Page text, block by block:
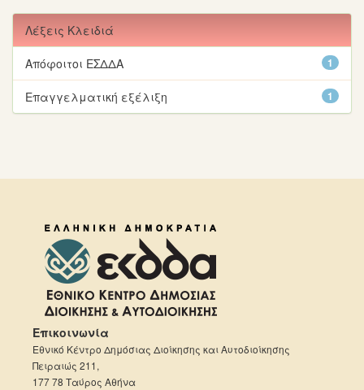
Λέξεις Κλειδιά
1
Απόφοιτοι ΕΣΔΔΑ
1
Επαγγελματική εξέλιξη
Επικοινωνία
Εθνικό Κέντρο Δημόσιας Διοίκησης και Αυτοδιοίκησης
Πειραιώς 211,
177 78 Ταύρος Αθήνα